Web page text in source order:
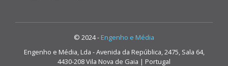
© 2024 - Engenho e Média
Engenho e Média, Lda - Avenida da República, 2475, Sala 64,
4430-208 Vila Nova de Gaia | Portugal